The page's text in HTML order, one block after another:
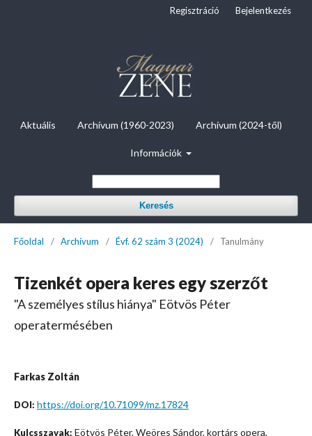
Aktuális Archívum (1960-2023) Archívum (2024-től)
Információk
Keresés
Regisztráció Bejelentkezés
Főoldal / Archívum / Évf. 62 szám 3 (2024) / Tanulmány
Tizenkét opera keres egy szerzőt
"A személyes stílus hiánya" Eötvös Péter
operatermésében
Farkas Zoltán
DOI: https://doi.org/10.71099/mz.17824
Kulcsszavak: Eötvös Péter, Weöres Sándor, kortárs opera,